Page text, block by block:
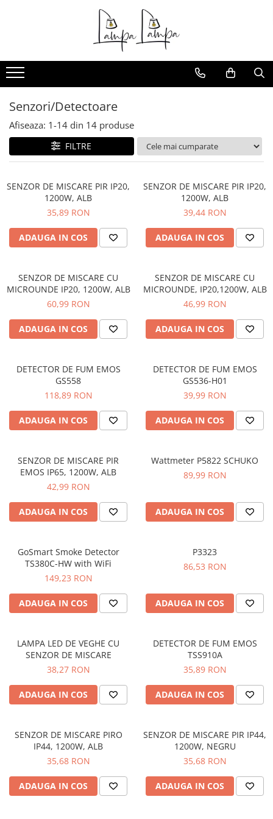
Corpuri de iluminat exterior
Aplice pentru exterior
Iluminat stradal
Proiectoare
Corpuri de iluminat interior
Lampi de birou
Aplice
Candelabre
Corpuri de iluminat pentru baie
Lampadare
Lustre
Plafoniere
Veioze
Corpuri de iluminat industriale cu
Aplice industriale
Corpuri de iluminat pentru scoli,
Corpuri de iluminat pentru spital
Corpuri de iluminat tip Highbay
Materiale electrice
Cleme
Fise, prize, accesorii
Dulapuri
Aparataj
Niloe ivoar
Valena alb
Schneider Sedna
Niloe alb
Produse electronice
Adaptoare
Cantare
Senzori/Detectoare
Afiseaza: 1-14 din 14 produse
FILTRE
SENZOR DE MISCARE PIR IP20,
1200W, ALB
35,89 RON
ADAUGA IN COS
SENZOR DE MISCARE PIR IP20,
1200W, ALB
39,44 RON
ADAUGA IN COS
SENZOR DE MISCARE CU
MICROUNDE IP20, 1200W, ALB
60,99 RON
ADAUGA IN COS
SENZOR DE MISCARE CU
MICROUNDE, IP20,1200W, ALB
46,99 RON
ADAUGA IN COS
DETECTOR DE FUM EMOS
GS558
118,89 RON
ADAUGA IN COS
DETECTOR DE FUM EMOS
GS536-H01
39,99 RON
ADAUGA IN COS
SENZOR DE MISCARE PIR
EMOS IP65, 1200W, ALB
42,99 RON
ADAUGA IN COS
Wattmeter P5822 SCHUKO
89,99 RON
ADAUGA IN COS
GoSmart Smoke Detector
TS380C-HW with WiFi
149,23 RON
ADAUGA IN COS
P3323
86,53 RON
ADAUGA IN COS
LAMPA LED DE VEGHE CU
SENZOR DE MISCARE
38,27 RON
ADAUGA IN COS
DETECTOR DE FUM EMOS
TSS910A
35,89 RON
ADAUGA IN COS
SENZOR DE MISCARE PIRO
IP44, 1200W, ALB
35,68 RON
ADAUGA IN COS
SENZOR DE MISCARE PIR IP44,
1200W, NEGRU
35,68 RON
ADAUGA IN COS